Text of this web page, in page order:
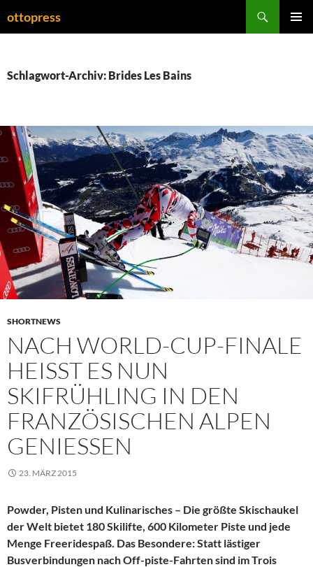
Inhalt
ottopress
Schlagwort-Archiv: Brides Les Bains
SHORTNEWS
NACH WORLD-CUP-FINALE
HEISST ES NUN S
KIFRÜHLING IN DEN F
RANZÖSISCHEN ALPEN G
ENIESSEN
23. MÄRZ 2015
Powder, Pisten und Kulinarisches – Die größte Skischaukel
der Welt bietet 180 Skilifte, 600 Kilometer Piste und jede
Menge Freeridespaß. Das Besondere: Statt lästiger
Busverbindungen nach Off-piste-Fahrten sind im Trois